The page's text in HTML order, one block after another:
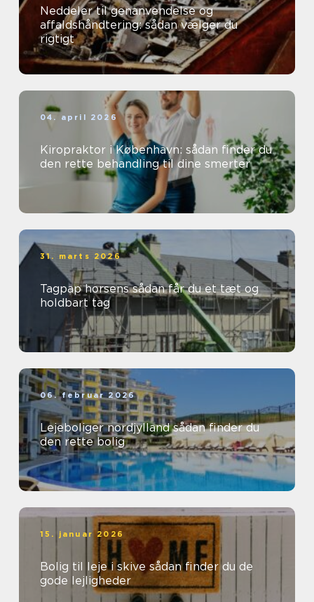
Neddeler til genanvendelse og
affaldshåndtering: sådan vælger du
rigtigt
04. april 2026
Kiropraktor i København: sådan finder du
den rette behandling til dine smerter
31. marts 2026
Tagpap horsens sådan får du et tæt og
holdbart tag
06. februar 2026
Lejeboliger nordjylland sådan finder du
den rette bolig
15. januar 2026
Bolig til leje i skive sådan finder du de
gode lejligheder